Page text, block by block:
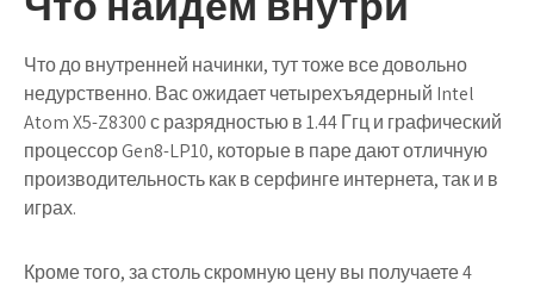
Что до внутренней начинки, тут тоже все довольно
недурственно. Вас ожидает четырехъядерный Intel
Atom X5-Z8300 с разрядностью в 1.44 Ггц и графический
процессор Gen8-LP10, которые в паре дают отличную
производительность как в серфинге интернета, так и в
играх.
Кроме того, за столь скромную цену вы получаете 4